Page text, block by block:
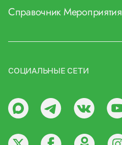
СправочникМероприятия
СОЦИАЛЬНЫЕ СЕТИ